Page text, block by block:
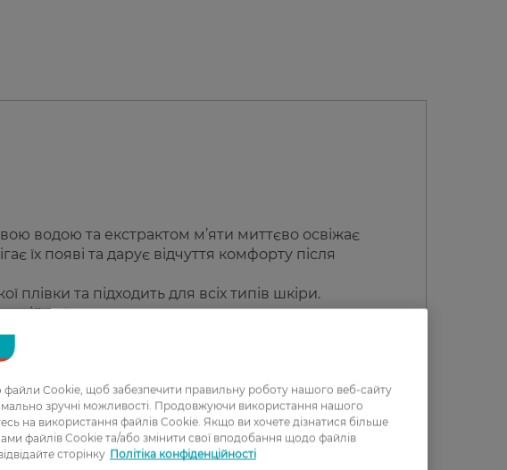
водою та екстрактом м’яти миттєво освіжає
їх появі та дарує відчуття комфорту після
та підходить для всіх типів шкіри.
догляд щодня.
свіжості.
Cookie, щоб забезпечити правильну роботу нашого веб-сайту
зручні можливості. Продовжуючи використання нашого
на використання файлів Cookie. Якщо ви хочете дізнатися більше
файлів Cookie та/або змінити свої вподобання щодо файлів
сторінку Політіка конфіденційності